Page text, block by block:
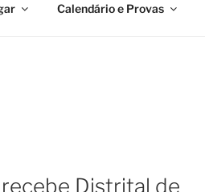
Calendário e Provas
Distrital de